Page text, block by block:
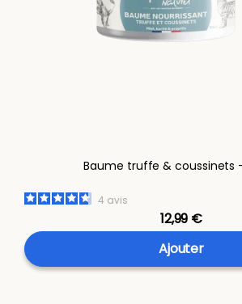
Baume truffe & coussinets
4 avis
12,99 €
Ajouter